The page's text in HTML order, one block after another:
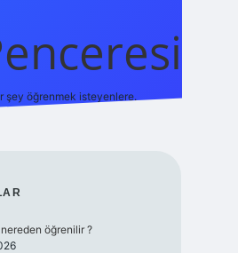
şey öğrenmek isteyenlere.
öğrenilir ?